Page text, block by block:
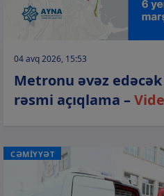
04 avq 2026, 15:53
Metronu əvəz
rəsmi açıqlama –
CƏMİYYƏT